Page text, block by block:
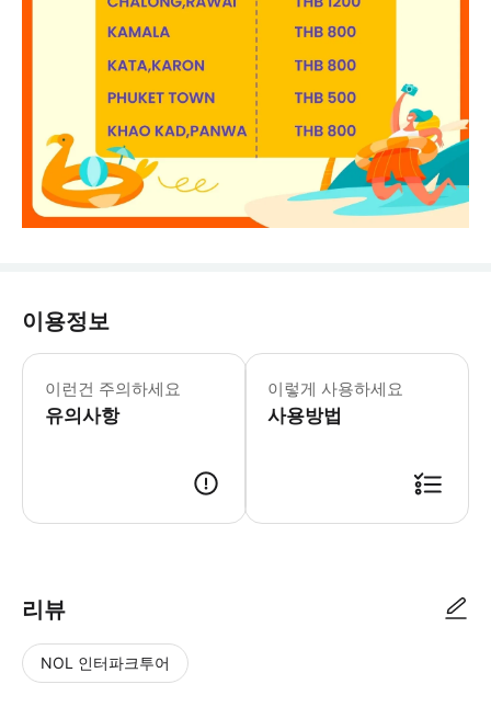
이용정보
이런건 주의하세요
유의사항
본 액티비티에는 강화된 건강 & 위생
이렇게 사용하세요
사용방법
리뷰
NOL 인터파크투어